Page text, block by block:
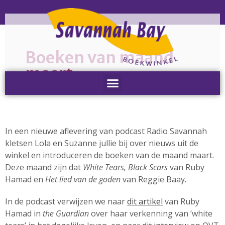
Home
Nieuws
Nieuws
Agenda
Summer Stories 2026
Zakelijk
Algemeen
Voor Medewerkers en Relaties
Scholen
Boeken van maand
maart
In een nieuwe aflevering van podcast Radio Savannah
kletsen Lola en Suzanne jullie bij over nieuws uit de
winkel en introduceren de boeken van de maand maart.
Deze maand zijn dat White Tears, Black Scarsvan Ruby
Hamad en Het lied van de godenvan Reggie Baay.
In de podcast verwijzen we naardit artikel van Ruby
Hamad in the Guardianover haar verkenning van ‘white